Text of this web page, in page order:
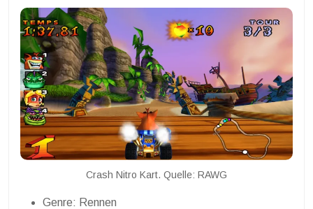
Crash Nitro Kart. Quelle: RAWG
Genre: Rennen